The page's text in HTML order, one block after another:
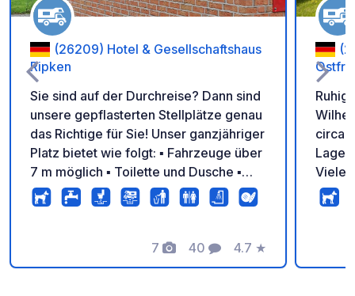
(26209) Hotel & Gesellschaftshaus
Ripken
Sie sind auf der Durchreise? Dann sind
unsere gepflasterten Stellplätze genau
das Richtige für Sie! Unser ganzjähriger
Platz bietet wie folgt: ▪ Fahrzeuge über
7 m möglich ▪ Toilette und Dusche ▪
Strom ▪ Entsorgungseinrichtung ▪
Entsorgung mit Bodeneinlass ▪
Frischwasser ▪ Brötchenservice ▪
Frühstücksangebot (nur mit
7
Fotos
40
Kommentare
4.7
Bewertung
★
circa
Lage
Viele